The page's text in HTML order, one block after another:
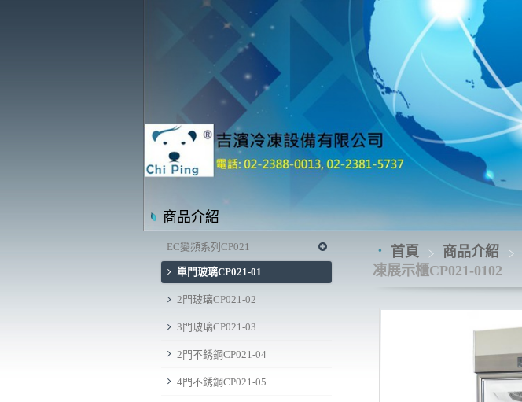
商品介紹
EC變頻系列CP021
單門玻璃CP021-01
2門玻璃CP021-02
3門玻璃CP021-03
2門不銹鋼CP021-04
4門不銹鋼CP021-05
首頁 商品介紹
凍展示櫃CP021-0102